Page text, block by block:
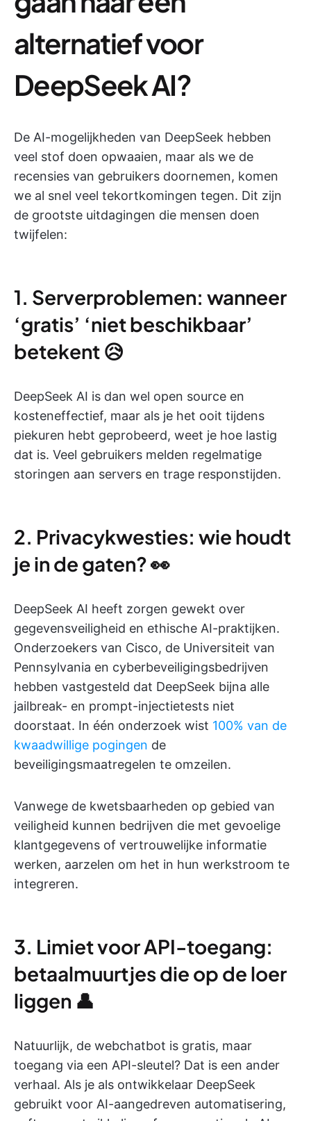
alternatief voor
DeepSeek AI?
De AI-mogelijkheden van DeepSeek hebben
veel stof doen opwaaien, maar als we de
recensies van gebruikers doornemen, komen
we al snel veel tekortkomingen tegen. Dit zijn
de grootste uitdagingen die mensen doen
twijfelen:
1. Serverproblemen: wanneer
‘gratis’ ‘niet beschikbaar’
betekent 😥
DeepSeek AI is dan wel open source en
kosteneffectief, maar als je het ooit tijdens
piekuren hebt geprobeerd, weet je hoe lastig
dat is. Veel gebruikers melden regelmatige
storingen aan servers en trage responstijden.
2. Privacykwesties: wie houdt
je in de gaten? 👀
DeepSeek AI heeft zorgen gewekt over
gegevensveiligheid en ethische AI-praktijken.
Onderzoekers van Cisco, de Universiteit van
Pennsylvania en cyberbeveiligingsbedrijven
hebben vastgesteld dat DeepSeek bijna alle
jailbreak- en prompt-injectietests niet
doorstaat. In één onderzoek wist 100% van de
kwaadwillige pogingen de
beveiligingsmaatregelen te omzeilen.
Vanwege de kwetsbaarheden op gebied van
veiligheid kunnen bedrijven die met gevoelige
klantgegevens of vertrouwelijke informatie
werken, aarzelen om het in hun werkstroom te
integreren.
3. Limiet voor API-toegang:
betaalmuurtjes die op de loer
liggen 👤
Natuurlijk, de webchatbot is gratis, maar
toegang via een API-sleutel? Dat is een ander
verhaal. Als je als ontwikkelaar DeepSeek
gebruikt voor AI-aangedreven automatisering,